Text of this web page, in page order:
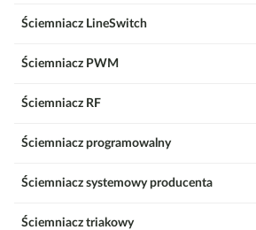
Ściemniacz LineSwitch
Ściemniacz PWM
Ściemniacz RF
Ściemniacz programowalny
Ściemniacz systemowy producenta
Ściemniacz triakowy